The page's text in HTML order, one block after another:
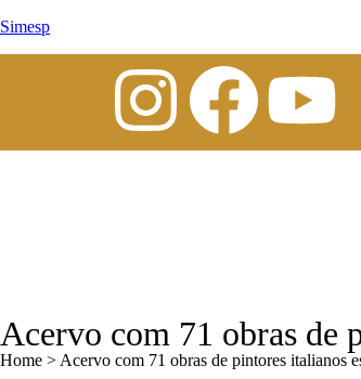
Simesp
Acervo com 71 obras de
Home > Acervo com 71 obras de pintores italianos